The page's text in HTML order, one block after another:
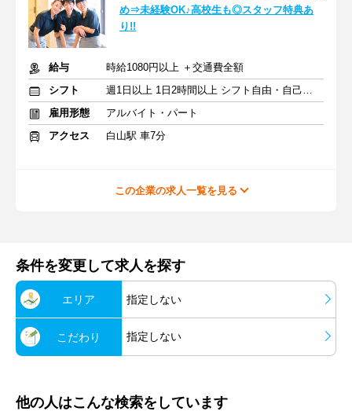
め⇒未経験OK♪高校生も◎スタッフ特典あ
り!!
給与
時給1080円以上 ＋交通費全額
シフト
週1日以上 1日2時間以上 シフト自由・自己申告
雇用形態
アルバイト・パート
アクセス
白山駅 車7分
この企業の求人一覧を見る
条件を変更して求人を探す
エリア 指定しない
こだわり 指定しない
他の人はこんな検索をしています